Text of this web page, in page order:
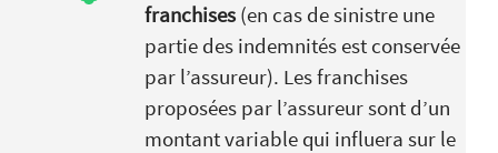
franchises (en cas de sinistre une
partie des indemnités est conservée
par l’assureur). Les franchises
proposées par l’assureur sont d’un
montant variable qui influera sur le